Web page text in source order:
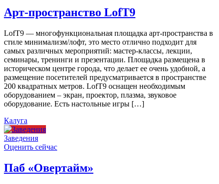
Арт-пространство LofT9
LofT9 — многофункциональная площадка арт-пространства в
стиле минимализм/лофт, это место отлично подходит для
самых различных мероприятий: мастер-классы, лекции,
семинары, тренинги и презентации. Площадка размещена в
историческом центре города, что делает ее очень удобной, а
размещение посетителей предусматривается в пространстве
200 квадратных метров. LofT9 оснащен необходимым
оборудованием – экран, проектор, плазма, звуковое
оборудование. Есть настольные игры […]
Калуга
Заведения
Оценить сейчас
Паб «Овертайм»